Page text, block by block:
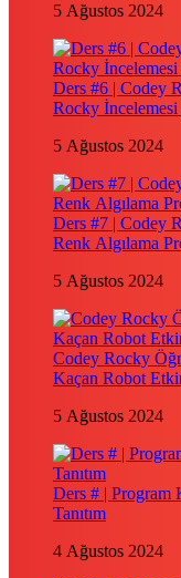
5 Ağustos 2024
Ders #6 | Codey
Rocky
5 Ağustos 2024
Ders #7 | Codey
Renk Algılama
5 Ağustos 2024
Codey Rocky
Kaçan Robot
5 Ağustos 2024
Ders # | Program
Tanıtım
4 Ağustos 2024